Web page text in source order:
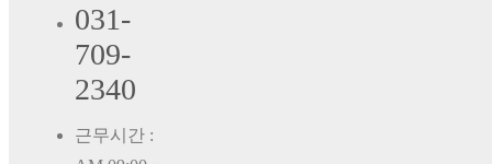
031-
709-
2340
근무시간 :